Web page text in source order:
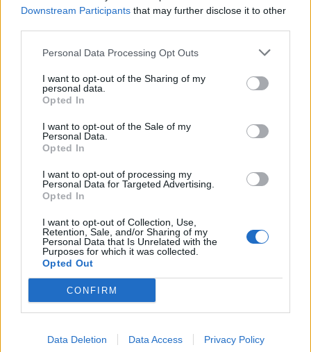
Downstream Participants that may further disclose it to other
Personal Data Processing Opt Outs
I want to opt-out of the Sharing of my
personal data.
Opted In
I want to opt-out of the Sale of my
Personal Data.
Opted In
I want to opt-out of processing my
Personal Data for Targeted Advertising.
Opted In
I want to opt-out of Collection, Use,
Retention, Sale, and/or Sharing of my
Personal Data that Is Unrelated with the
Purposes for which it was collected.
Opted Out
CONFIRM
Data Deletion Data Access Privacy Policy
Hoy destacamos
17 Jul 2026
La revisión de MARCo debe garantizar la inversión y
preservar el liderazgo español en fibra
RETOS MERCADO TELECOM